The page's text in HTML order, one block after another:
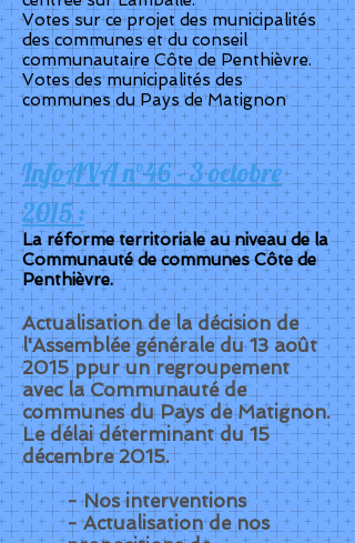
Votes sur ce projet des municipalités
des communes et du conseil
communautaire Côte de Penthièvre.
Votes des municipalités des
communes du Pays de Matignon
InfoAVA n°46 - 3 octobre
2015 :
La réforme territoriale au niveau de la
Communauté de communes Côte de
Penthièvre.
Actualisation de la décision de
l'Assemblée générale du 13 août
2015 ppur un regroupement
avec la Communauté de
communes du Pays de Matignon.
Le délai déterminant du 15
décembre 2015.
- Nos interventions
- Actualisation de nos